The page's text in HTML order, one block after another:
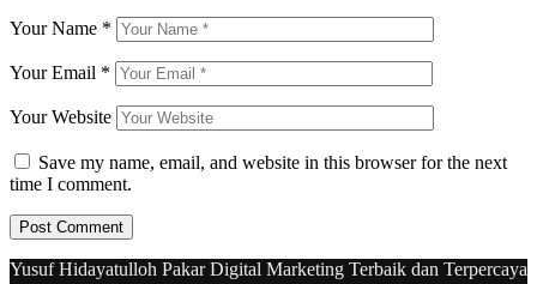
Your Name *
Your Email *
Your Website
Save my name, email, and website in this browser for the next
time I comment.
Yusuf Hidayatulloh Pakar Digital Marketing Terbaik dan Terpercaya